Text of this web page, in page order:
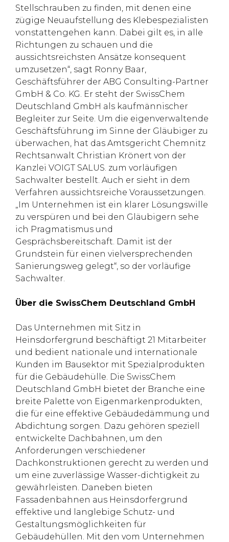
Stellschrauben zu finden, mit denen eine
zügige Neuaufstellung des Klebespezialisten
vonstattengehen kann. Dabei gilt es, in alle
Richtungen zu schauen und die
aussichtsreichsten Ansätze konsequent
umzusetzen“, sagt Ronny Baar,
Geschäftsführer der ABG Consulting-Partner
GmbH & Co. KG. Er steht der SwissChem
Deutschland GmbH als kaufmännischer
Begleiter zur Seite. Um die eigenverwaltende
Geschäftsführung im Sinne der Gläubiger zu
überwachen, hat das Amtsgericht Chemnitz
Rechtsanwalt Christian Krönert von der
Kanzlei VOIGT SALUS. zum vorläufigen
Sachwalter bestellt. Auch er sieht in dem
Verfahren aussichtsreiche Voraussetzungen.
„Im Unternehmen ist ein klarer Lösungswille
zu verspüren und bei den Gläubigern sehe
ich Pragmatismus und
Gesprächsbereitschaft. Damit ist der
Grundstein für einen vielversprechenden
Sanierungsweg gelegt“, so der vorläufige
Sachwalter.
Über die SwissChem Deutschland GmbH
Das Unternehmen mit Sitz in
Heinsdorfergrund beschäftigt 21 Mitarbeiter
und bedient nationale und internationale
Kunden im Bausektor mit Spezialprodukten
für die Gebäudehülle. Die SwissChem
Deutschland GmbH bietet der Branche eine
breite Palette von Eigenmarkenprodukten,
die für eine effektive Gebäudedämmung und
Abdichtung sorgen. Dazu gehören speziell
entwickelte Dachbahnen, um den
Anforderungen verschiedener
Dachkonstruktionen gerecht zu werden und
um eine zuverlässige Wasser-dichtigkeit zu
gewährleisten. Daneben bieten
Fassadenbahnen aus Heinsdorfergrund
effektive und langlebige Schutz- und
Gestaltungsmöglichkeiten für
Gebäudehüllen. Mit den vom Unternehmen